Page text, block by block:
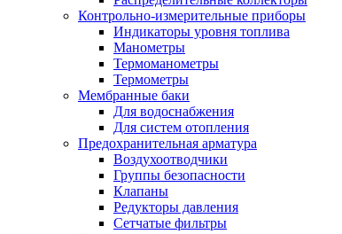
Контрольно-измерительные приборы
Индикаторы уровня топлива
Манометры
Термоманометры
Термометры
Мембранные баки
Для водоснабжения
Для систем отопления
Предохранительная арматура
Воздухоотводчики
Группы безопасности
Клапаны
Редукторы давления
Сетчатые фильтры